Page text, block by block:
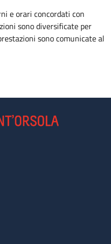
e orari concordati con
sono diversificate per
sono comunicate al